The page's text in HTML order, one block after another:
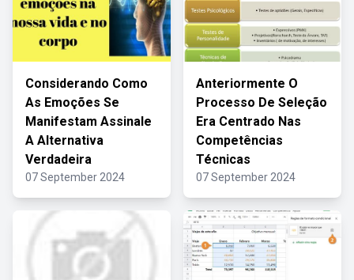
Considerando Como
As Emoções Se
Manifestam Assinale
A Alternativa
Verdadeira
07 September 2024
Anteriormente O
Processo De Seleção
Era Centrado Nas
Competências
Técnicas
07 September 2024